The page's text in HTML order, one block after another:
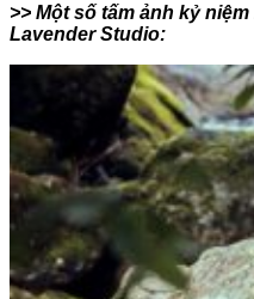
>> Một số tấm ảnh kỷ
Lavender Studio: